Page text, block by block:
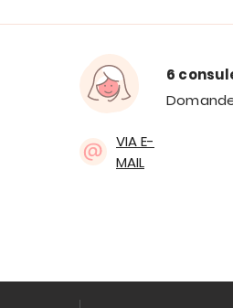
6
VIA E-
MAIL